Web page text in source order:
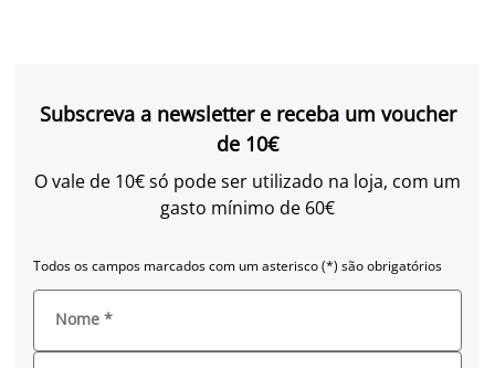
Subscreva a newsletter e receba um voucher
de 10€
O vale de 10€ só pode ser utilizado na loja, com um
gasto mínimo de 60€
Todos os campos marcados com um asterisco (*) são obrigatórios
Nome *